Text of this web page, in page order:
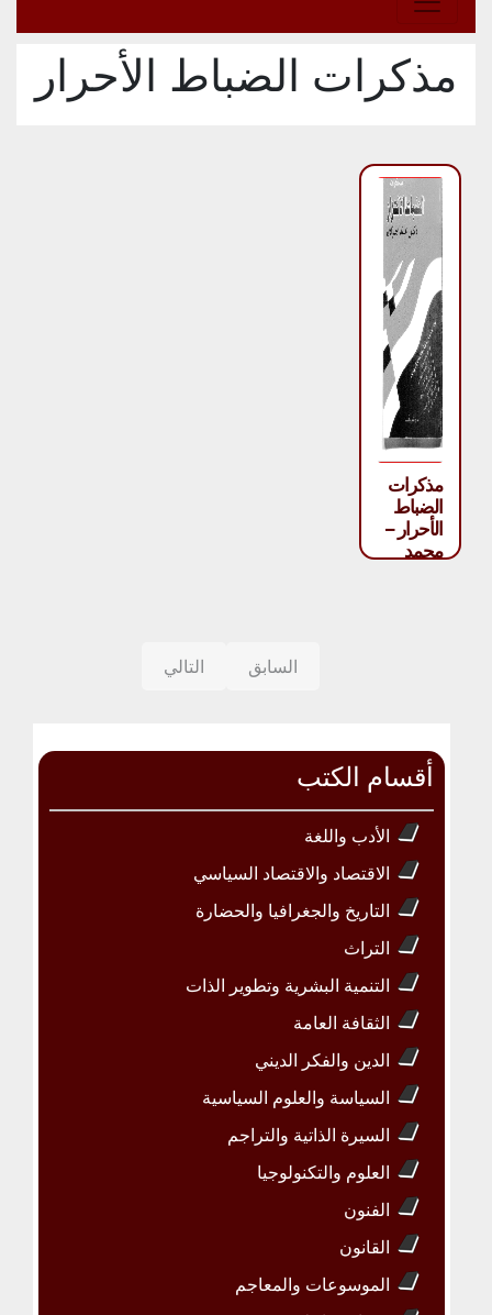
مذكرات الضباط الأحرار
مذكرات
الضباط
الأحرار –
محمد
السابق التالي
أقسام الكتب
الأدب واللغة
الاقتصاد والاقتصاد السياسي
التاريخ والجغرافيا والحضارة
التراث
التنمية البشرية وتطوير الذات
الثقافة العامة
الدين والفكر الديني
السياسة والعلوم السياسية
السيرة الذاتية والتراجم
العلوم والتكنولوجيا
الفنون
القانون
الموسوعات والمعاجم